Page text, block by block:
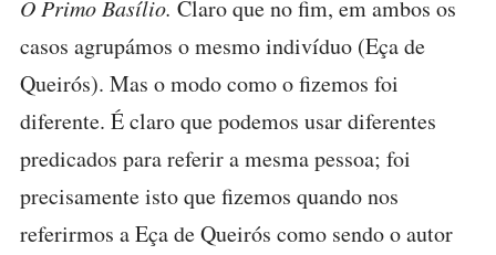
O Primo Basílio. Claro que no fim, em ambos os
casos agrupámos o mesmo indivíduo (Eça de
Queirós). Mas o modo como o fizemos foi
diferente. É claro que podemos usar diferentes
predicados para referir a mesma pessoa; foi
precisamente isto que fizemos quando nos
referirmos a Eça de Queirós como sendo o autor